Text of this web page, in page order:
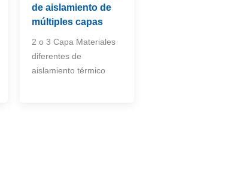
de aislamiento de
múltiples capas
2 o 3 Capa Materiales
diferentes de
aislamiento térmico